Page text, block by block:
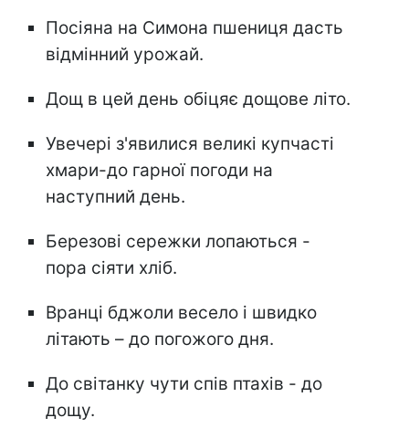
Посіяна на Симона пшениця дасть
відмінний урожай.
Дощ в цей день обіцяє дощове літо.
Увечері з'явилися великі купчасті
хмари-до гарної погоди на
наступний день.
Березові сережки лопаються -
пора сіяти хліб.
Вранці бджоли весело і швидко
літають – до погожого дня.
До світанку чути спів птахів - до
дощу.